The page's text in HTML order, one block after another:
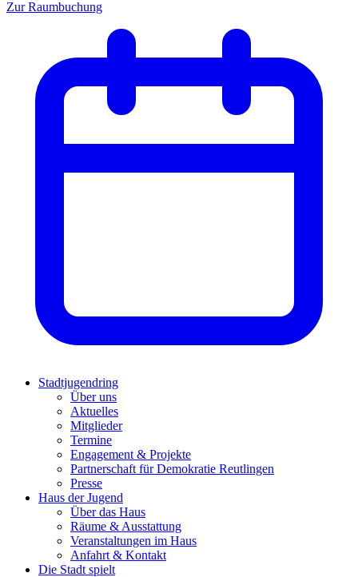
Zur Raumbuchung
Stadtjugendring
Über uns
Aktuelles
Mitglieder
Termine
Engagement & Projekte
Partnerschaft für Demokratie Reutlingen
Presse
Haus der Jugend
Über das Haus
Räume & Ausstattung
Veranstaltungen im Haus
Anfahrt & Kontakt
Die Stadt spielt